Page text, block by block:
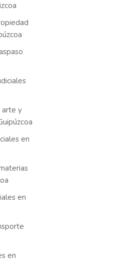
arte y
en
en
en